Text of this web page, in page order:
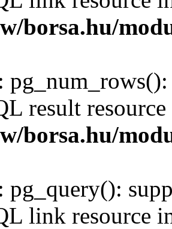
borsa.hu/
:
result
borsa.hu/
: pg_query():
link resource